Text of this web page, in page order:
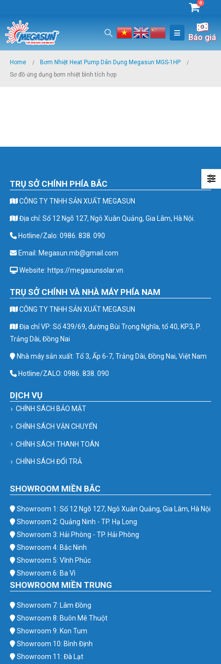
0
Báo giá
Home
Bơm Nhiệt Heat Pump Dân Dụng Megasun MGS-1HP
Sơ đồ ứng dụng bơm nhiệt bình tích hợp
TRỤ SỞ CHÍNH PHÍA BẮC
CÔNG TY TNHH SẢN XUẤT MEGASUN
Địa chỉ: Số 12 Ngõ 127, Ngô Xuân Quảng, Gia Lâm, Hà Nội.
Hotline/Zalo: 0986. 838. 090
Email: Megasun.mb@gmail.com
Website: https://megasunsolar.vn
TRỤ SỞ CHÍNH VÀ NHÀ MÁY PHÍA NAM
CÔNG TY TNHH SẢN XUẤT MEGASUN
Địa chỉ VP: Số 439/69, đường Bùi Trọng Nghĩa, tổ 40, KP3, P.
Trảng Dài, Đồng Nai
Nhà máy sản xuất: Tổ 3, Ấp 6-7, Trảng Dài, Đồng Nai, Việt Nam
Hotline/ZALO: 0986. 838. 090
DỊCH VỤ
CHÍNH SÁCH BẢO MẬT
CHÍNH SÁCH VẬN CHUYỂN
CHÍNH SÁCH THANH TOÁN
CHÍNH SÁCH ĐỔI TRẢ
SHOWROOM MIỀN BẮC
Showroom 1: Số 12 Ngõ 127, Ngô Xuân Quảng, Gia Lâm, Hà Nội
Showroom 2: Quảng Ninh - TP. Hạ Long
Showroom 3: Hải Phòng - TP. Hải Phòng
Showroom 4: Bắc Ninh
Showroom 5: Vĩnh Phúc
Showroom 6: Ba Vì
SHOWROOM MIỀN TRUNG
Showroom 7: Lâm Đồng
Showroom 8: Buôn Mê Thuột
Showroom 9: Kon Tum
Showroom 10: Bình Định
Showroom 11: Đà Lạt